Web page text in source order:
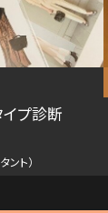
イプ診断
ント）